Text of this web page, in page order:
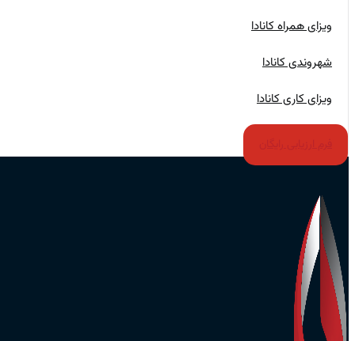
ویزای همراه کانادا
شهروندی کانادا
ویزای کاری کانادا